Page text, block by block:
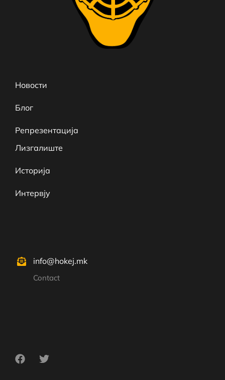
Новости
Блог
Репрезентација
Лизгалиште
Историја
Интервју
info@hokej.mk
Contact